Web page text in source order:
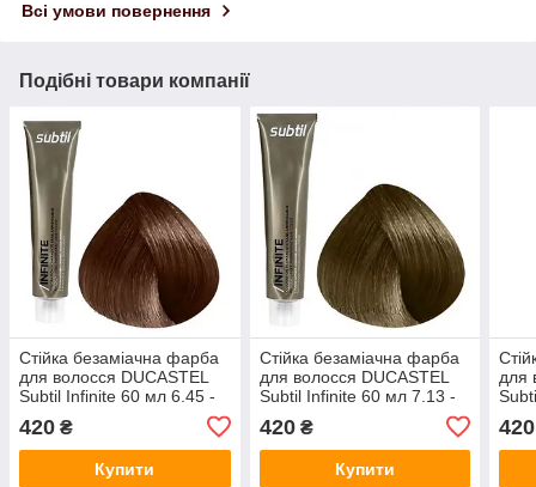
Всі умови повернення
Подібні товари компанії
Стійка безаміачна фарба
для волосся DUCASTEL
Subtil Infinite 60 мл 6.45 -
Темний блондин мідний
червоне дерево
420 ₴
Купити
Стійка безаміачна фарба
для волосся DUCASTEL
Subtil Infinite 60 мл 7.13 -
золотистий
420₴
Купити
для
420